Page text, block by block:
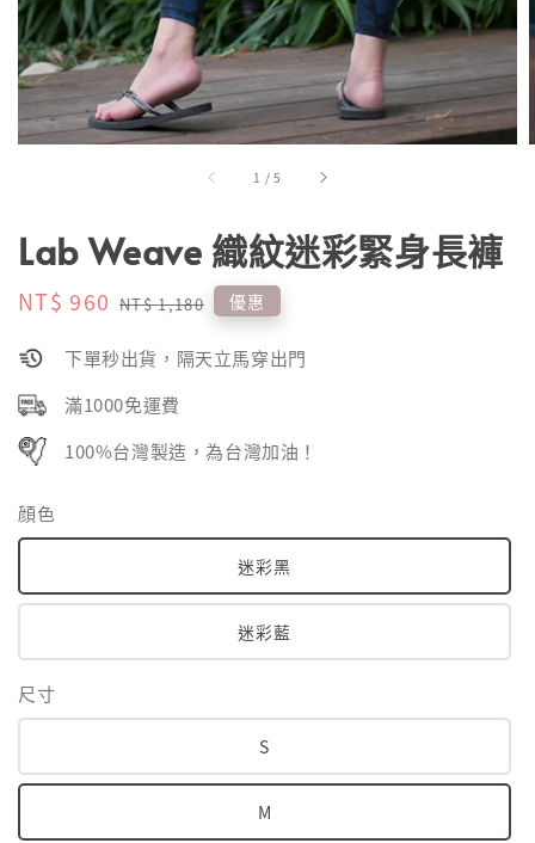
1 /5
Lab Weave 織紋迷彩緊身長褲
Sale
NT$ 960 Regular
NT$ 1,180 優惠
下單秒出貨，隔天立馬穿出門
滿1000免運費
100%台灣製造，為台灣加油！
顔色
迷彩黑
迷彩藍
尺寸
S
M